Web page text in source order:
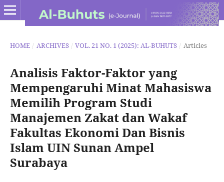
HOME / ARCHIVES / VOL. 21 NO. 1 (2025): AL-BUHUTS / Articles
Analisis Faktor-Faktor yang
Mempengaruhi Minat Mahasiswa
Memilih Program Studi
Manajemen Zakat dan Wakaf
Fakultas Ekonomi Dan Bisnis
Islam UIN Sunan Ampel
Surabaya